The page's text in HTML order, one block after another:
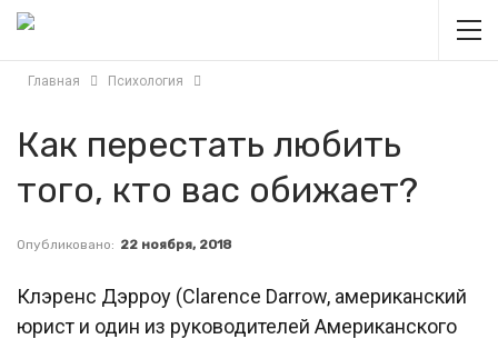
Главная Психология
Как перестать любить
того, кто вас обижает?
Опубликовано: 22 ноября, 2018
Клэренс Дэрроу (Clarence Darrow, американский
юрист и один из руководителей Американского